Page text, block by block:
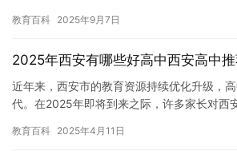
重性…
教育百科 2025年9月7日
2025年西安有哪些好高中西安高中
近年来，西安市的教育资源持续优化升级，
代。在2025年即将到来之际，许多家长对西
教育百科 2025年4月11日